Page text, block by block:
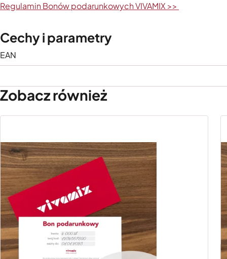
Regulamin Bonów podarunkowych VIVAMIX >>
Cechy i parametry
EAN
Zobacz również